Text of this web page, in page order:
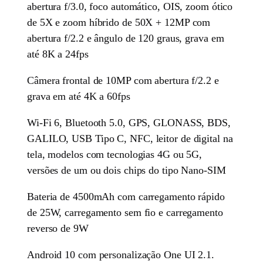
abertura f/3.0, foco automático, OIS, zoom ótico
de 5X e zoom híbrido de 50X + 12MP com
abertura f/2.2 e ângulo de 120 graus, grava em
até 8K a 24fps
Câmera frontal de 10MP com abertura f/2.2 e
grava em até 4K a 60fps
Wi-Fi 6, Bluetooth 5.0, GPS, GLONASS, BDS,
GALILO, USB Tipo C, NFC, leitor de digital na
tela, modelos com tecnologias 4G ou 5G,
versões de um ou dois chips do tipo Nano-SIM
Bateria de 4500mAh com carregamento rápido
de 25W, carregamento sem fio e carregamento
reverso de 9W
Android 10 com personalização One UI 2.1.